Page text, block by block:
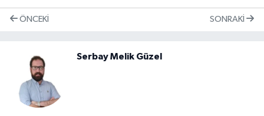
ÖNCEKI SONRAKI
Serbay Melik Güzel